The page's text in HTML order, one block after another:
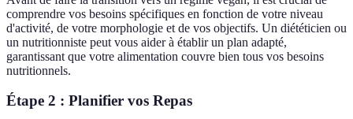
comprendre vos besoins spécifiques en fonction de votre niveau
d'activité, de votre morphologie et de vos objectifs. Un diététicien ou
un nutritionniste peut vous aider à établir un plan adapté,
garantissant que votre alimentation couvre bien tous vos besoins
nutritionnels.
Étape 2 : Planifier vos Repas